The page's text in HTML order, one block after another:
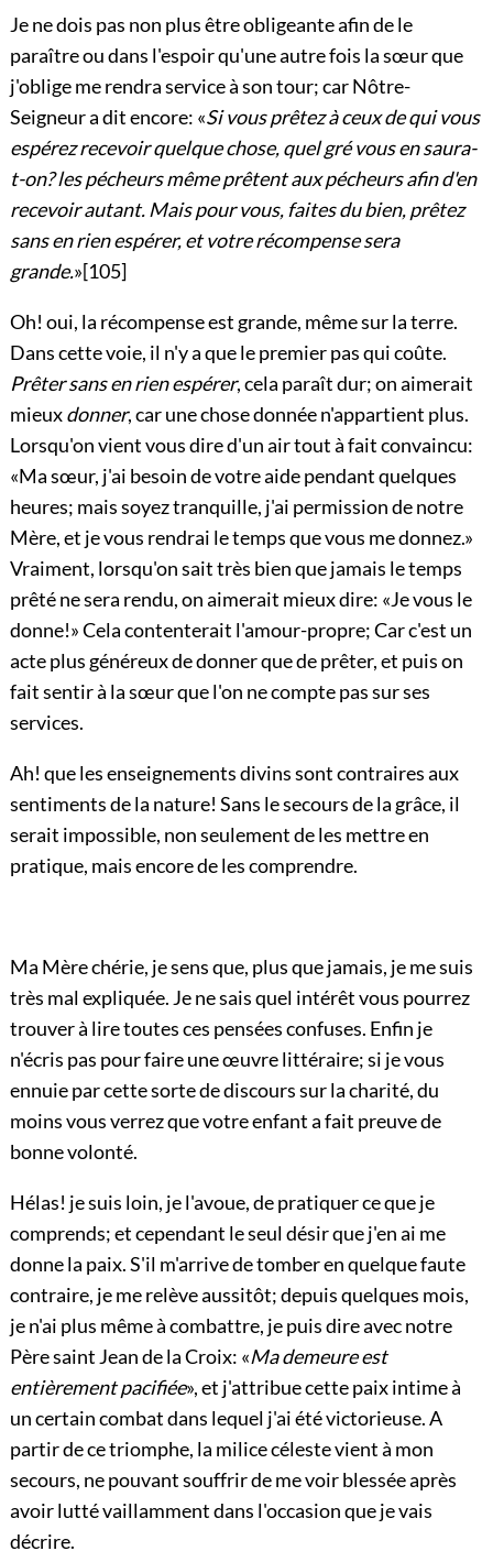
Je ne dois pas non plus être obligeante afin de le
paraître ou dans l'espoir qu'une autre fois la sœur que
j'oblige merendra service à son tour; car Nôtre-
Seigneur a dit encore: «Si vous prêtez à ceux de qui vous
espérez recevoir quelque chose, quel gré vous en saura-
t-on? les pécheurs même prêtent aux pécheurs afin d'en
recevoir autant. Mais pour vous, faites du bien, prêtez
sans en rien espérer, et votre récompense sera
grande.»[105]
Oh! oui, la récompense est grande, même sur la terre.
Dans cette voie, il n'y a que le premier pas qui coûte.
Prêter sans en rien espérer, cela paraît dur; on aimerait
mieuxdonner, car une chose donnée n'appartient plus.
Lorsqu'on vient vous dire d'un air tout à fait convaincu:
«Ma sœur, j'ai besoin de votre aide pendant quelques
heures; mais soyez tranquille, j'ai permission de notre
Mère, et je vous rendrai le temps que vous me donnez.»
Vraiment, lorsqu'on sait très bien que jamais le temps
prêté ne sera rendu, on aimerait mieux dire: «Je vous le
donne!» Cela contenterait l'amour-propre; Car c'est un
acte plus généreux de donner que de prêter, et puis on
fait sentir à la sœur que l'on ne compte pas sur ses
services.
Ah! que les enseignements divins sont contraires aux
sentiments de la nature! Sans le secours de la grâce, il
serait impossible, non seulement de les mettre en
pratique, mais encore de les comprendre.
Ma Mère chérie, je sens que, plus que jamais, je me suis
très mal expliquée. Je ne sais quel intérêt vous pourrez
trouver à lire toutes ces pensées confuses. Enfin je
n'écris pas pour faire une œuvre littéraire; si je vous
ennuie par cette sorte de discours sur la charité, du
moins vous verrez que votre enfant a fait preuve de
bonne volonté.
Hélas! je suis loin, je l'avoue, de pratiquer ce que je
comprends; et cependant le seul désir que j'en ai me
donne la paix. S'il m'arrive de tomber en quelque faute
contraire, je me relève aussitôt; depuis quelques mois,
je n'ai plus même à combattre, je puis dire avec notre
Père saint Jean de la Croix: «Ma demeure est
entièrement pacifiée», et j'attribue cette paix intime à
un certain combat dans lequel j'ai été victorieuse. A
partir de ce triomphe, la milice céleste vient à mon
secours, ne pouvant souffrir de me voir blessée après
avoir lutté vaillamment dans l'occasion que je vais
décrire.